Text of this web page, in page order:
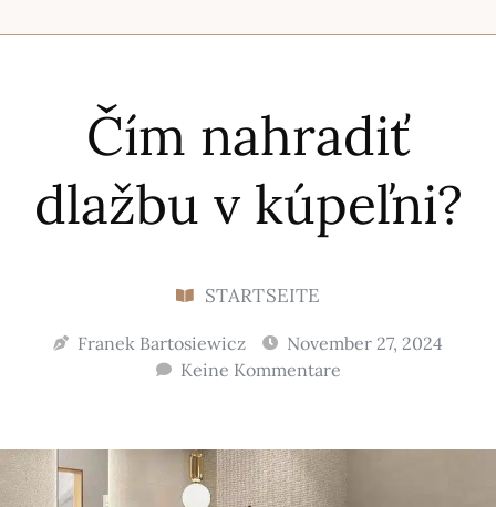
Čím nahradiť
dlažbu v kúpeľni?
STARTSEITE
Franek Bartosiewicz
November 27, 2024
Keine Kommentare